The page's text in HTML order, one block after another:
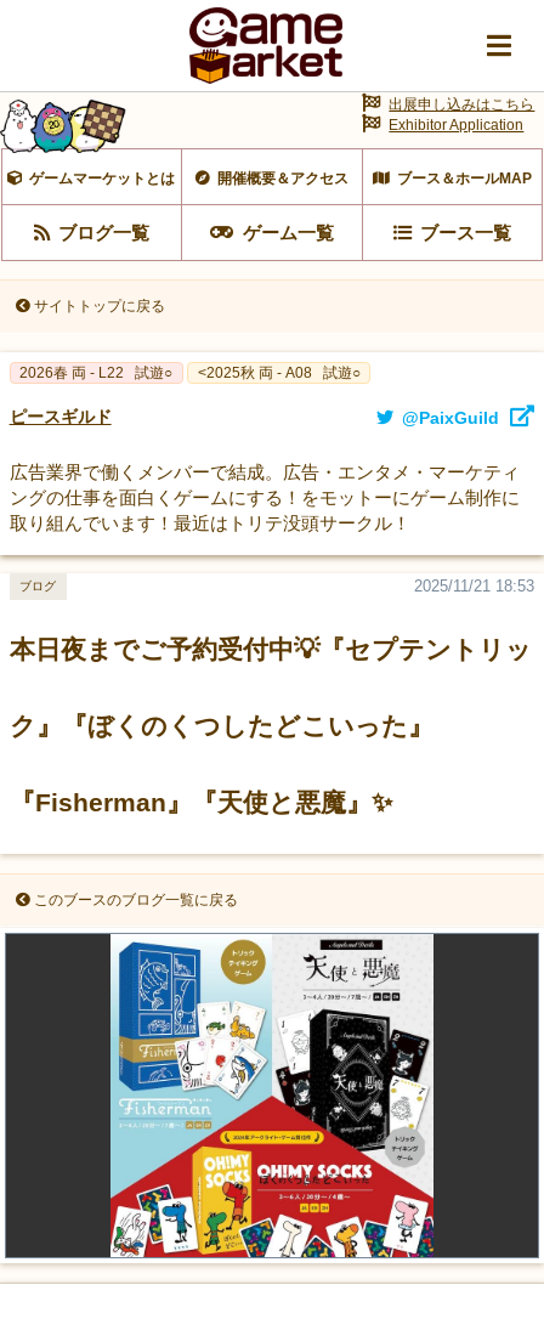
ゲームマーケットとは 開催概要＆アクセス ブース＆ホールMAP
ブログ一覧 ゲーム一覧 ブース一覧
出展申し込みはこちら
Exhibitor Application
サイトトップに戻る
2026春 両 - L22 試遊○ <2025秋 両 - A08 試遊○
ピースギルド @PaixGuild
広告業界で働くメンバーで結成。広告・エンタメ・マーケティ
ングの仕事を面白くゲームにする！をモットーにゲーム制作に
取り組んでいます！最近はトリテ没頭サークル！
本日夜までご予約受付中💡『セプテントリッ
ク』『ぼくのくつしたどこいった』
『Fisherman』『天使と悪魔』✨️
2025/11/21 18:53
ブログ
このブースのブログ一覧に戻る